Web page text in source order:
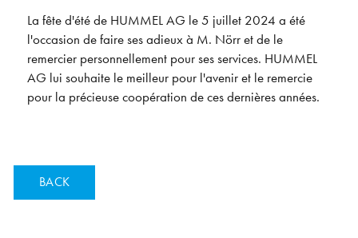
La fête d'été de HUMMEL AG le 5 juillet 2024 a été
l'occasion de faire ses adieux à M. Nörr et de le
remercier personnellement pour ses services. HUMMEL
AG lui souhaite le meilleur pour l'avenir et le remercie
pour la précieuse coopération de ces dernières années.
BACK